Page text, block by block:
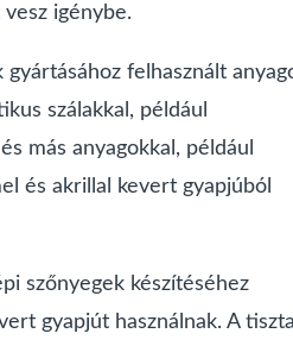
igénybe.
felhasznált
szálakkal, például
más anyagokkal, például
és akrillal kevert gyapjúból
szőnyegek készítéséhez
gyapjút használnak. A